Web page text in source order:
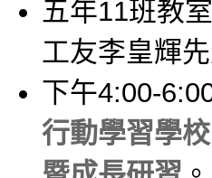
五年11班教
工友李皇輝
下午4:00-
行動學習學